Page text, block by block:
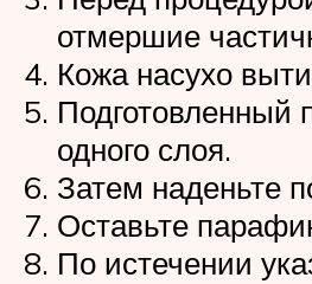
отмершие
Кожа насухо
Подготовленный
одного слоя.
Затем наденьте
Оставьте
По истечении